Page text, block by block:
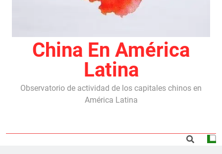
China En América
Latina
Observatorio de actividad de los capitales chinos en
América Latina